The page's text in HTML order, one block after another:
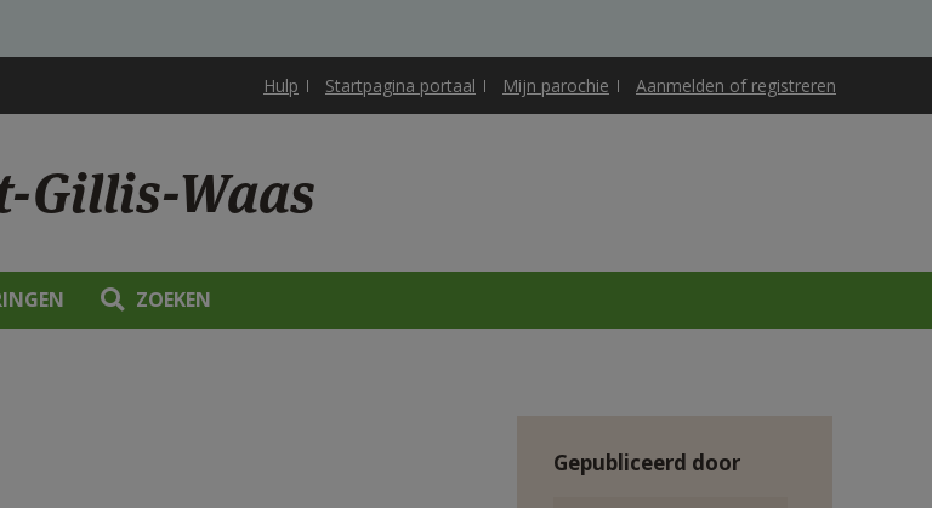
Hulp Startpagina portaal Mijn parochie Aanmelden of registreren
Gillis-Waas
ZOEKEN
Gepubliceerd door